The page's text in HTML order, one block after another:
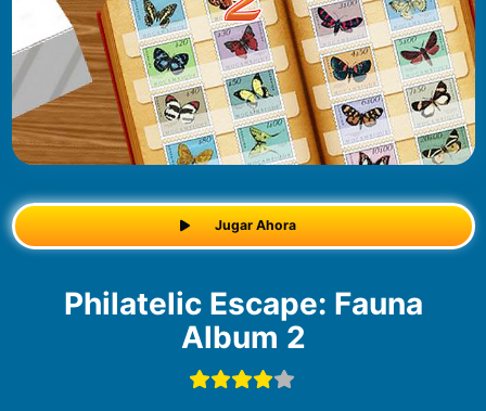
Jugar Ahora
Philatelic Escape: Fauna
Album 2